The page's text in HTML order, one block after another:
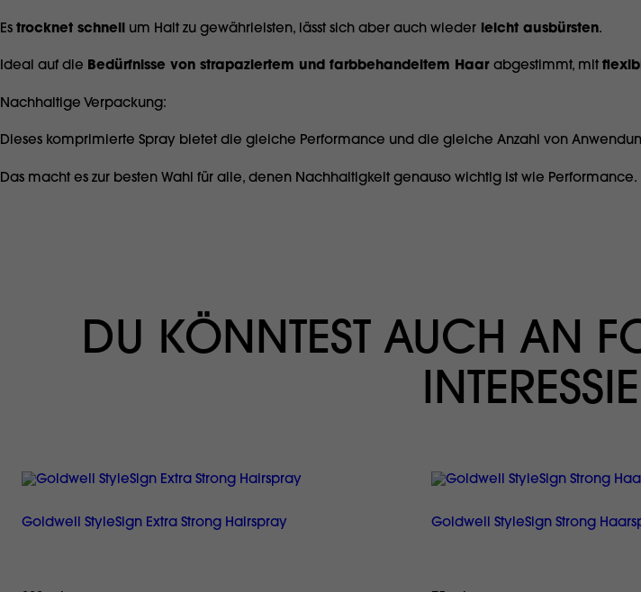
Es trocknet schnell um Halt zu gewährleisten, lässt sich aber auch wieder leicht ausbürsten.
Ideal auf die Bedürfnisse von strapaziertem und farbbehandeltem Haar abgestimmt, mit
Nachhaltige Verpackung:
Dieses komprimierte Spray bietet die gleiche Performance und die gleiche Anzahl von
Das macht es zur besten Wahl für alle, denen Nachhaltigkeit genauso wichtig ist wie Performance.
DU KÖNNTEST AUCH AN
Goldwell StyleSign Extra Strong Hairspray Goldwell StyleSign Strong